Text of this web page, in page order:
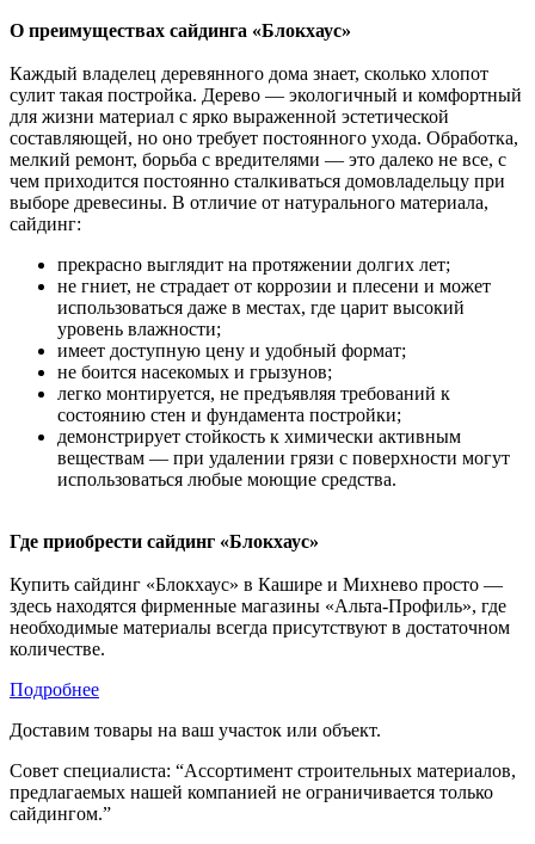
О преимуществах сайдинга «Блокхаус»
Каждый владелец деревянного дома знает, сколько хлопот
сулит такая постройка. Дерево — экологичный и комфортный
для жизни материал с ярко выраженной эстетической
составляющей, но оно требует постоянного ухода. Обработка,
мелкий ремонт, борьба с вредителями — это далеко не все, с
чем приходится постоянно сталкиваться домовладельцу при
выборе древесины. В отличие от натурального материала,
сайдинг:
прекрасно выглядит на протяжении долгих лет;
не гниет, не страдает от коррозии и плесени и может
использоваться даже в местах, где царит высокий
уровень влажности;
имеет доступную цену и удобный формат;
не боится насекомых и грызунов;
легко монтируется, не предъявляя требований к
состоянию стен и фундамента постройки;
демонстрирует стойкость к химически активным
веществам — при удалении грязи с поверхности могут
использоваться любые моющие средства.
Где приобрести сайдинг «Блокхаус»
Купить сайдинг «Блокхаус» в Кашире и Михнево просто —
здесь находятся фирменные магазины «Альта-Профиль», где
необходимые материалы всегда присутствуют в достаточном
количестве.
Подробнее
Доставим товары на ваш участок или объект.
Совет специалиста: “Ассортимент строительных материалов,
предлагаемых нашей компанией не ограничивается только
сайдингом.”